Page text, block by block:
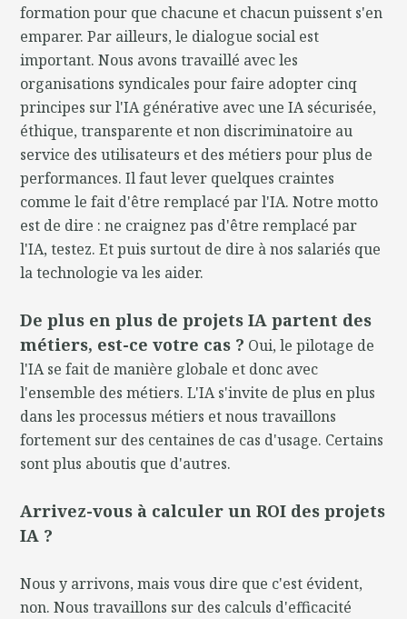
formation pour que chacune et chacun puissent s'en
emparer. Par ailleurs, le dialogue social est
important. Nous avons travaillé avec les
organisations syndicales pour faire adopter cinq
principes sur l'IA générative avec une IA sécurisée,
éthique, transparente et non discriminatoire au
service des utilisateurs et des métiers pour plus de
performances. Il faut lever quelques craintes
comme le fait d'être remplacé par l'IA. Notre motto
est de dire : ne craignez pas d'être remplacé par
l'IA, testez. Et puis surtout de dire à nos salariés que
la technologie va les aider.
De plus en plus de projets IA partent des
métiers, est-ce votre cas ? Oui, le pilotage de
l'IA se fait de manière globale et donc avec
l'ensemble des métiers. L'IA s'invite de plus en plus
dans les processus métiers et nous travaillons
fortement sur des centaines de cas d'usage. Certains
sont plus aboutis que d'autres.
Arrivez-vous à calculer un ROI des projets
IA ?
Nous y arrivons, mais vous dire que c'est évident,
non. Nous travaillons sur des calculs d'efficacité